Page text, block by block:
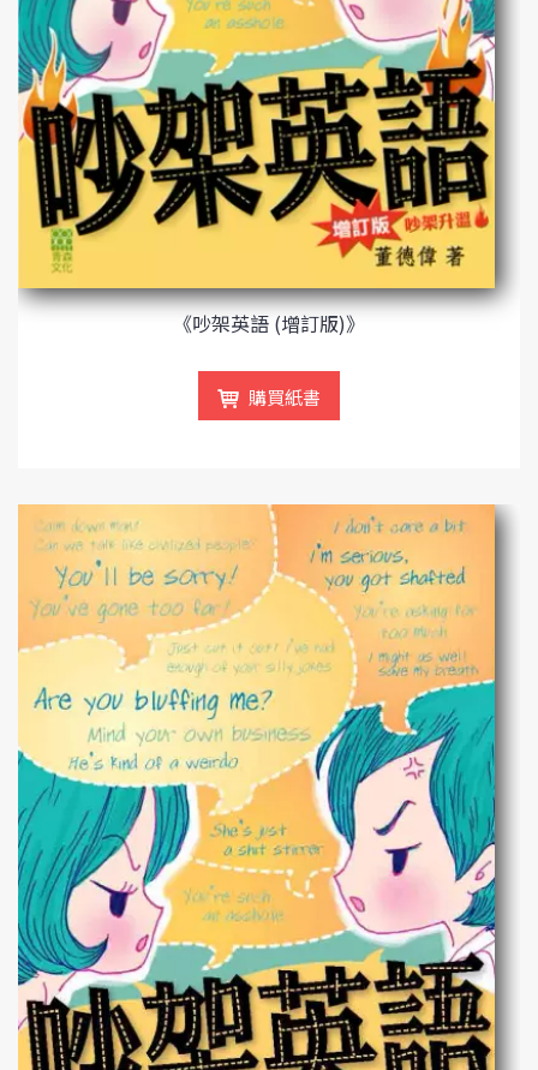
《吵架英語 (增訂版)》
購買紙書